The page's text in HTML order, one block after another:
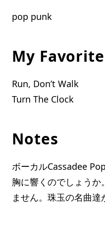
pop punk
My Favorite
Run, Don’t Walk
Turn The Clock
Notes
ボーカルCassadee
胸に響くのでしょうか
ません。珠玉の名曲達